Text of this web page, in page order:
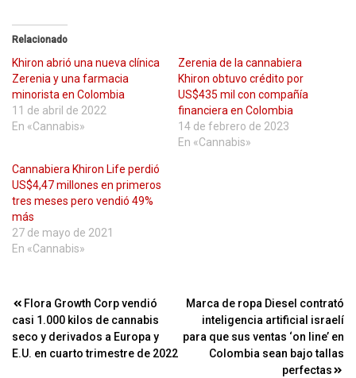
Relacionado
Khiron abrió una nueva clínica
Zerenia y una farmacia
minorista en Colombia
11 de abril de 2022
En «Cannabis»
Zerenia de la cannabiera
Khiron obtuvo crédito por
US$435 mil con compañía
financiera en Colombia
14 de febrero de 2023
En «Cannabis»
Cannabiera Khiron Life perdió
US$4,47 millones en primeros
tres meses pero vendió 49%
más
27 de mayo de 2021
En «Cannabis»
Navegación
de
entradas
Flora Growth Corp vendió
casi 1.000 kilos de cannabis
seco y derivados a Europa y
E.U. en cuarto trimestre de 2022
Marca de ropa Diesel contrató
inteligencia artificial israelí
para que sus ventas ‘on line’ en
Colombia sean bajo tallas
perfectas